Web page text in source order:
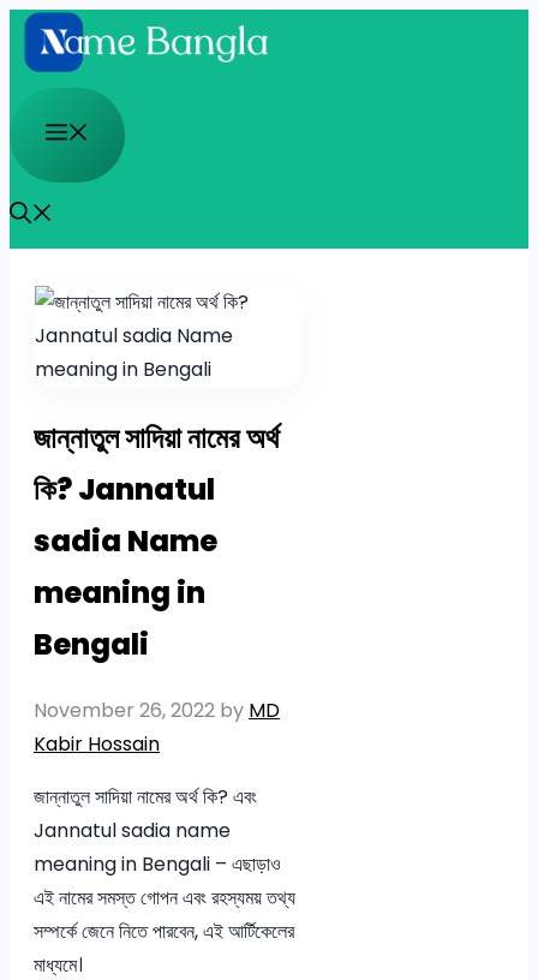
Skip
to
content
Menu
জান্নাতুল সাদিয়া নামের অর্থ
কি? Jannatul
sadia Name
meaning in
Bengali
November 26, 2022 by MD
Kabir Hossain
জান্নাতুল সাদিয়া নামের অর্থ কি? এবং
Jannatul sadia name
meaning in Bengali – এছাড়াও
এই নামের সমস্ত গোপন এবং রহস্যময় তথ্য
সম্পর্কে জেনে নিতে পারবেন, এই আর্টিকেলের
মাধ্যমে।